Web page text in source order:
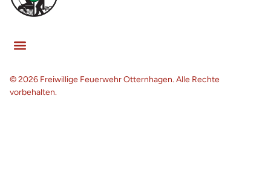
© 2026 Freiwillige Feuerwehr Otternhagen. Alle Rechte
vorbehalten.